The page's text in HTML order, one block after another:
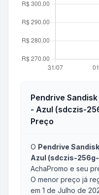
Pendrive
- Azul (sdczis-
Preço
O Pendrive
Azul (sdczis-
AchaPromo e seu
O menor preço já
em 1 de Julho de